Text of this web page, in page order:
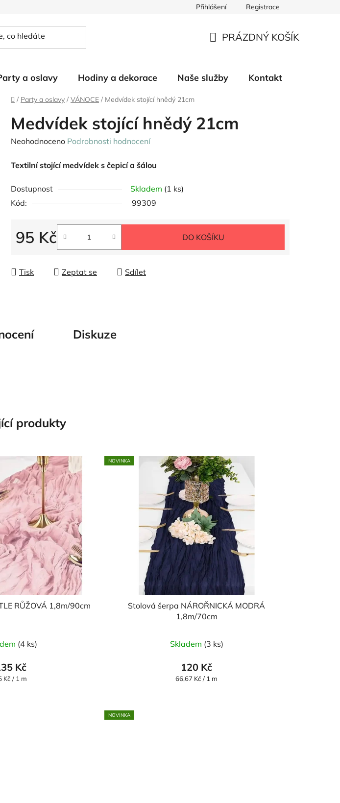
Přihlášení Registrace
KOŠÍK
PRÁZDNÝ KOŠÍK
a oslavy Hodiny a dekorace Naše služby Kontakt
Domů
/ Party a oslavy / VÁNOCE / Medvídek stojící hnědý 21cm
Medvídek stojící hnědý 21cm
Průměrné
produktu
0,0
z
hvězdiček.
Neohodnoceno Podrobnosti hodnocení
Textilní stojící medvídek s čepicí a šálou
Dostupnost Skladem (1 ks)
Kód:
99309
95 Kč
Měrná cena:
DO KOŠÍKU
Tisk Zeptat se Sdílet
Diskuze
produkty
RŮŽOVÁ 1,8m/90cm
(4 ks)
Kč
Kč / 1 m
NOVINKA
Stolová šerpa NÁROŘNICKÁ MODRÁ
1,8m/70cm
Skladem (3 ks)
120 Kč
Měrná
66,67 Kč / 1 m
NOVINKA